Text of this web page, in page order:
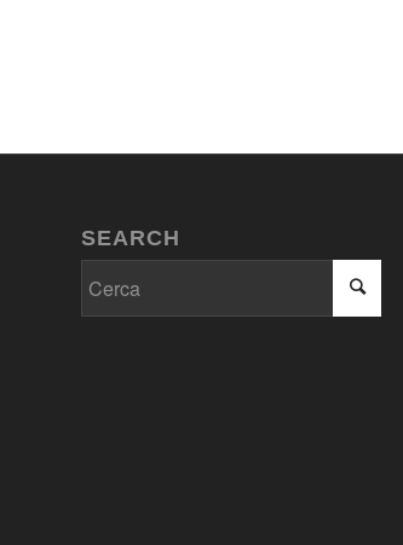
SEARCH